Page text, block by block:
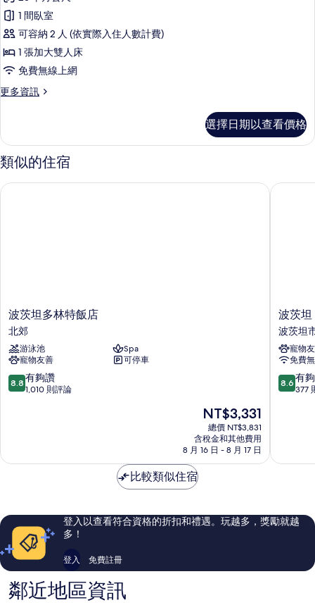
有
相
片
人
床
的
詳
情
套
房,
1
張
加
大
人
床
的
所
1 間臥室
可容納 2 人 (依實際入住人數計費)
1 張加大雙人床
免費無線上網
更多資訊
更
1
張
加
雙
選擇日期以查看價格
類似的住宿
波
茨
坦
多
林
特
飯
波茨坦多林特飯店
北郊
游泳池
Spa
寵物友善
可停車
8.8
分，
夠
評
論
8.8 有夠讚
1,010 則評論
現
在
價
格
為
NT$3,331
總價 NT$3,831
含稅金和其他費用
8 月 16 日 - 8 月 17 日
波茨坦多林特飯店
波
茨
坦
the
niu
Holiday
Inn
波
中
心
波茨
波茨坦
寵物
免費
8.6
分，
夠
評
論
8.6 有
377
波茨坦
比較類似住宿
登入以查看符合資格的折扣和禮遇。玩越多，獎勵就越
多！
登入 免費註冊
鄰近地區資訊